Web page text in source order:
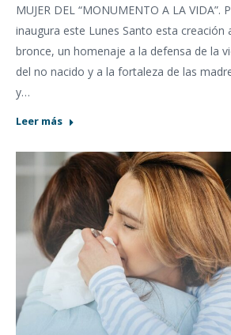
MUJER DEL “MONUMENTO A LA VIDA”.
inaugura este Lunes Santo esta creación
bronce, un homenaje a la defensa de la
del no nacido y a la fortaleza de las
y…
Leer más